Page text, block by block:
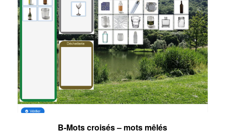
B-Mots croisés – mots mêlés